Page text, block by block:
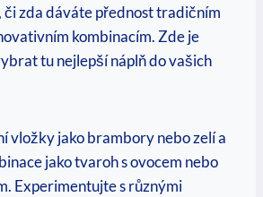
či zda dáváte přednost tradičním
kombinacím. Zde je
tu nejlepší náplň do vašich
vložky jako brambory nebo zelí a
jako tvaroh s ovocem nebo
Experimentujte s různými